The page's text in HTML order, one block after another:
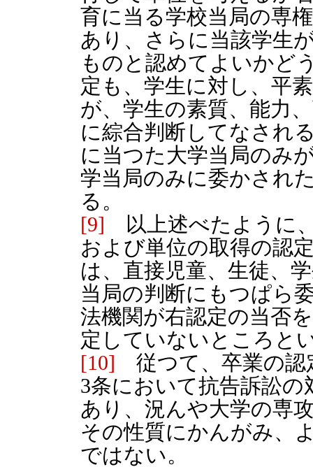
育に当る学校当局の専
あり、さらに当該学生
ものと認めてよいかど
定も、学生に対し、平
が、学生の素質、能力
に綜合判断してなされ
に当つた大学当局のみ
学当局のみに委かされ
る。
[9] 以上述べたように
および単位の取得の認
は、直接児童、生徒、
当局の判断にもつぱら
法機関が右認定の当否
定していないところと
[10] 従つて、卒業の認
3条において抗告訴訟
あり、況んや大学の専
その性質にかんがみ、
ではない。